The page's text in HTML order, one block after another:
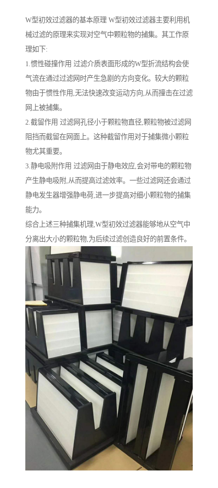
W型初效过滤器的基本原理 W型初效过滤器主要利用机
械过滤的原理来实现对空气中颗粒物的捕集。其工作原
理如下:
1.惯性碰撞作用 过滤介质表面形成的W型折流结构会使
气流在通过过滤网时产生急剧的方向变化。较大的颗粒
物由于惯性作用,无法快速改变运动方向,从而撞击在过滤
网上被捕集。
2.截留作用 过滤网孔径小于颗粒物直径,颗粒物被过滤网
阻挡而截留在网面上。这种截留作用对于捕集微小颗粒
物尤其重要。
3.静电吸附作用 过滤网由于静电效应,会对带电的颗粒物
产生静电吸附,从而提高过滤效率。一些过滤网还会通过
静电发生器增强静电荷,进一步提高对细小颗粒物的捕集
能力。
综合上述三种捕集机理,W型初效过滤器能够地从空气中
分离出大小的颗粒物,为后续过滤创造良好的前置条件。